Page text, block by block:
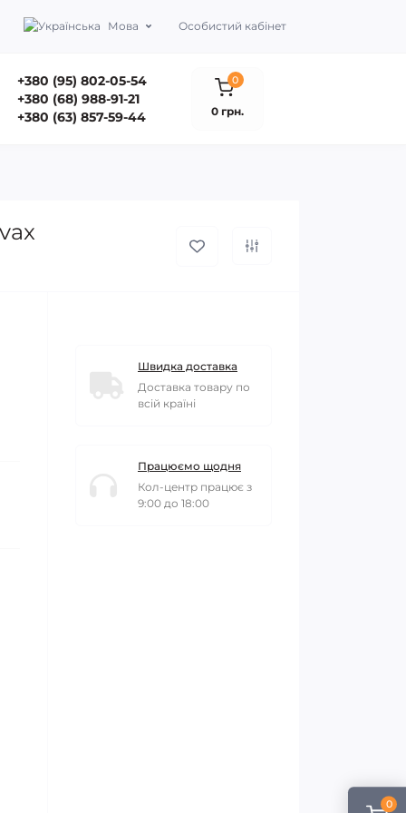
0
Мова Особистий кабінет
+380 (95) 802-05-54
+380 (68) 988-91-21
+380 (63) 857-59-44
0
0 грн.
Швидка доставка
Доставка товару по
всій країні
Працюємо щодня
Кол-центр працює з
9:00 до 18:00